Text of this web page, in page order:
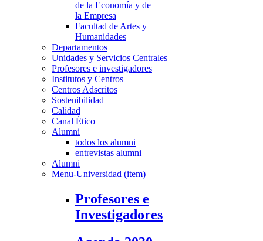
de la Economía y de
la Empresa
Facultad de Artes y
Humanidades
Departamentos
Unidades y Servicios Centrales
Profesores e investigadores
Institutos y Centros
Centros Adscritos
Sostenibilidad
Calidad
Canal Ético
Alumni
todos los alumni
entrevistas alumni
Alumni
Menu-Universidad (item)
Profesores e
Investigadores